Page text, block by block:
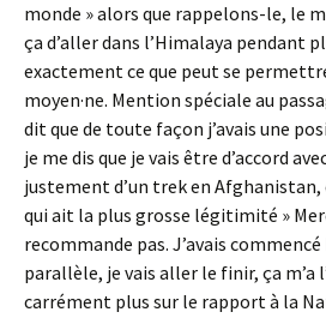
monde » alors que rappelons-le, le
ça d’aller dans l’Himalaya pendant
exactement ce que peut se
moyen·ne. Mention spéciale au
dit que de toute façon j’avais une
je me dis que je vais être d’accord
justement d’un trek en
qui ait la plus grosse légitimité »
recommande pas. J’avais
parallèle, je vais aller le finir, ça m’a
carrément plus sur le rapport à la